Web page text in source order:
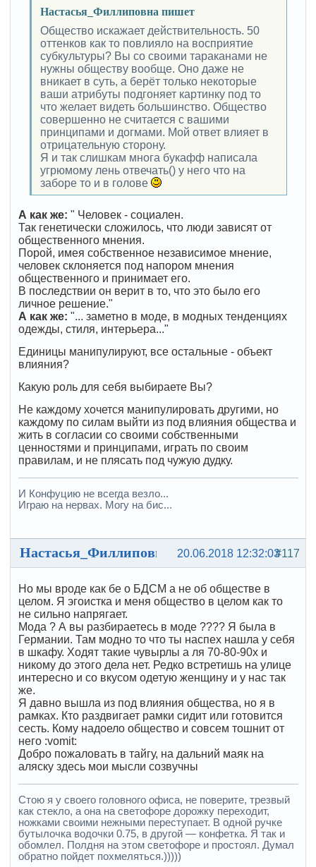
Настасья_Филлиповна пишет
Общество искажает действительность. 50
оттенков как то повлияло на восприятие
субкультуры? Вы со своими тараканами не
нужны обществу вообще. Оно даже не
вникает в суть, а берёт только некоторые
ваши атрибуты подгоняет картинку под то
что желает видеть большинство. Общество
совершенно не считается с вашими
принципами и догмами. Мой ответ влияет в
отрицательную сторону.
Я и так слишкам многа букафф написала
угрюмому лень отвечать() у него что на
заборе то и в голове
А как же: " Человек - социален.
Так генетически сложилось, что люди зависят от
общественного мнения.
Порой, имея собственное независимое мнение,
человек склоняется под напором мнения
общественного и принимает его.
В последствии он верит в то, что это было его
личное решение."
А как же: "... заметно в моде, в модных тенденциях
одежды, стиля, интерьера..."
Единицы манипулируют, все остальные - объект
влияния?
Какую роль для себя выбираете Вы?
Не каждому хочется манипулировать другими, но
каждому по силам выйти из под влияния общества и
жить в согласии со своими собственными
ценностями и принципами, играть по своим
правилам, и не плясать под чужую дудку.
И Конфуцию не всегда везло...
Играю на нервах. Могу на бис...
#117
20.06.2018 12:32:03
Настасья_Филлиповна
Но мы вроде как бе о БДСМ а не об обществе в
целом. Я эгоистка и меня общество в целом как то
не сильно напрягает.
Мода ? А вы разбираетесь в моде ???? Я была в
Германии. Там модно то что ты наспех нашла у себя
в шкафу. Ходят такие чувырлы а ля 70-80-90х и
никому до этого дела нет. Редко встретишь на улице
интересно и со вкусом одетую женщину и у нас так
же.
Я давно вышла из под влияния общества, но я в
рамках. Кто раздвигает рамки сидит или готовится
сесть. Кому надоело общество и совсем тошнит от
него :vomit:
Добро пожаловать в тайгу, на дальний маяк на
аляску здесь мои мысли созвучны
Стою я у своего головного офиса, не поверите, трезвый
как стекло, а она на светофоре дорожку переходит,
ножками своими нежными переступает. В одной ручке
бутылочка водочки 0.75, в другой — конфетка. Я так и
обомлел. Полдня на этом светофоре и простоял. Думал
обратно пойдет похмеляться.)))))